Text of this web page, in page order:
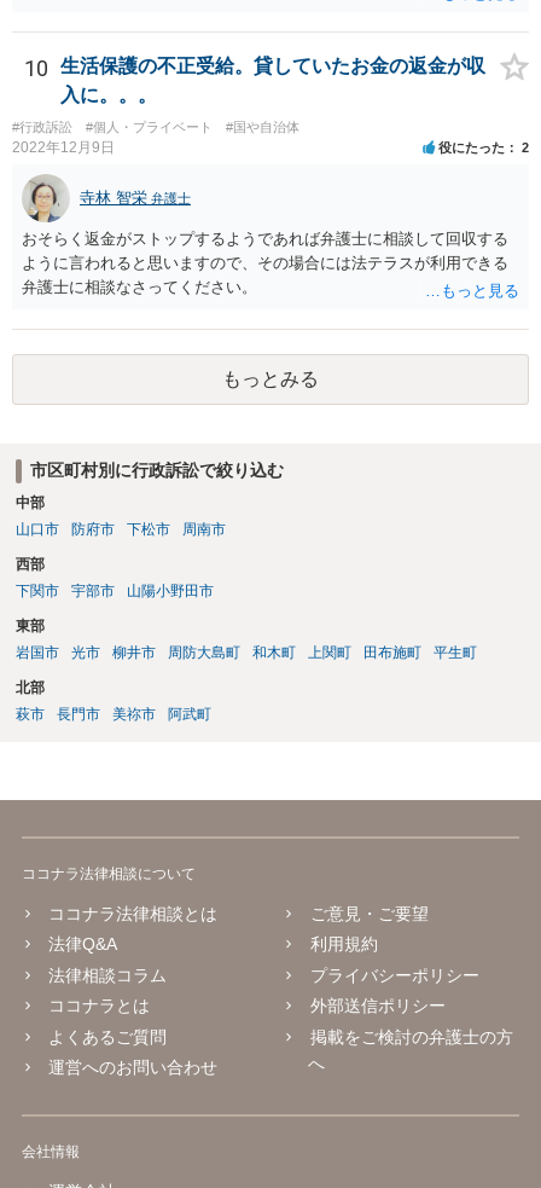
10
生活保護の不正受給。貸していたお金の返金が収
入に。。。
#行政訴訟 #個人・プライベート #国や自治体
2022年12月9日 役にたった 2
寺林 智栄 弁護士
おそらく返金がストップするようであれば弁護士に相談して回収する
ように言われると思いますので、その場合には法テラスが利用できる
弁護士に相談なさってください。
もっとみる
市区町村別に行政訴訟で絞り込む
中部
山口市
防府市 下松市 周南市
西部
下関市
宇部市 山陽小野田市
東部
岩国市
光市 柳井市 周防大島町 和木町 上関町 田布施町 平生町
北部
萩市
長門市 美祢市 阿武町
ココナラ法律相談について
ココナラ法律相談とは
法律Q&A
法律相談コラム
ココナラとは
よくあるご質問
運営へのお問い合わせ
ご意見・ご要望
利用規約
プライバシーポリシー
外部送信ポリシー
掲載をご検討の弁護士の方
へ
会社情報